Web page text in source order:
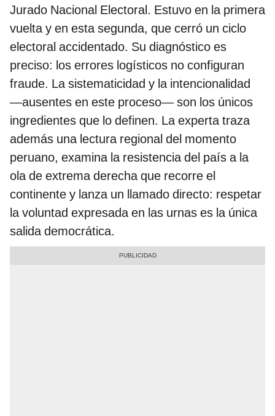
Jurado Nacional Electoral. Estuvo en la primera
vuelta y en esta segunda, que cerró un ciclo
electoral accidentado. Su diagnóstico es
preciso: los errores logísticos no configuran
fraude. La sistematicidad y la intencionalidad
—ausentes en este proceso— son los únicos
ingredientes que lo definen. La experta traza
además una lectura regional del momento
peruano, examina la resistencia del país a la
ola de extrema derecha que recorre el
continente y lanza un llamado directo: respetar
la voluntad expresada en las urnas es la única
salida democrática.